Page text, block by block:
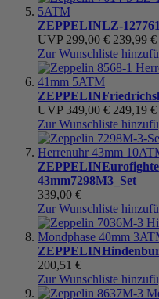
ZEPPELINLZ-127
UVP 299,00 € 239,99 €
Zur Wunschliste
ZEPPELIN
UVP 349,00 € 249,19 €
Zur Wunschliste
ZEPPELIN
43mm7298M3_Set
339,00 €
Zur Wunschliste
ZEPPELIN
200,51 €
Zur Wunschliste